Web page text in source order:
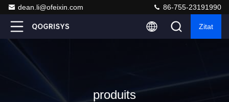
dean.li@ofeixin.com 86-755-23191990
Zitat
produits